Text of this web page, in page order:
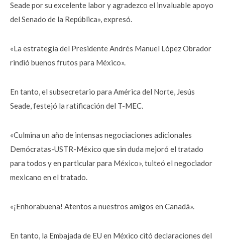
Seade por su excelente labor y agradezco el invaluable apoyo
del Senado de la República», expresó.
«La estrategia del Presidente Andrés Manuel López Obrador
rindió buenos frutos para México».
En tanto, el subsecretario para América del Norte, Jesús
Seade, festejó la ratificación del T-MEC.
«Culmina un año de intensas negociaciones adicionales
Demócratas-USTR-México que sin duda mejoró el tratado
para todos y en particular para México», tuiteó el negociador
mexicano en el tratado.
«¡Enhorabuena! Atentos a nuestros amigos en Canadá».
En tanto, la Embajada de EU en México citó declaraciones del